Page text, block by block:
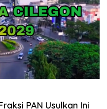
PAN Usulkan Ini